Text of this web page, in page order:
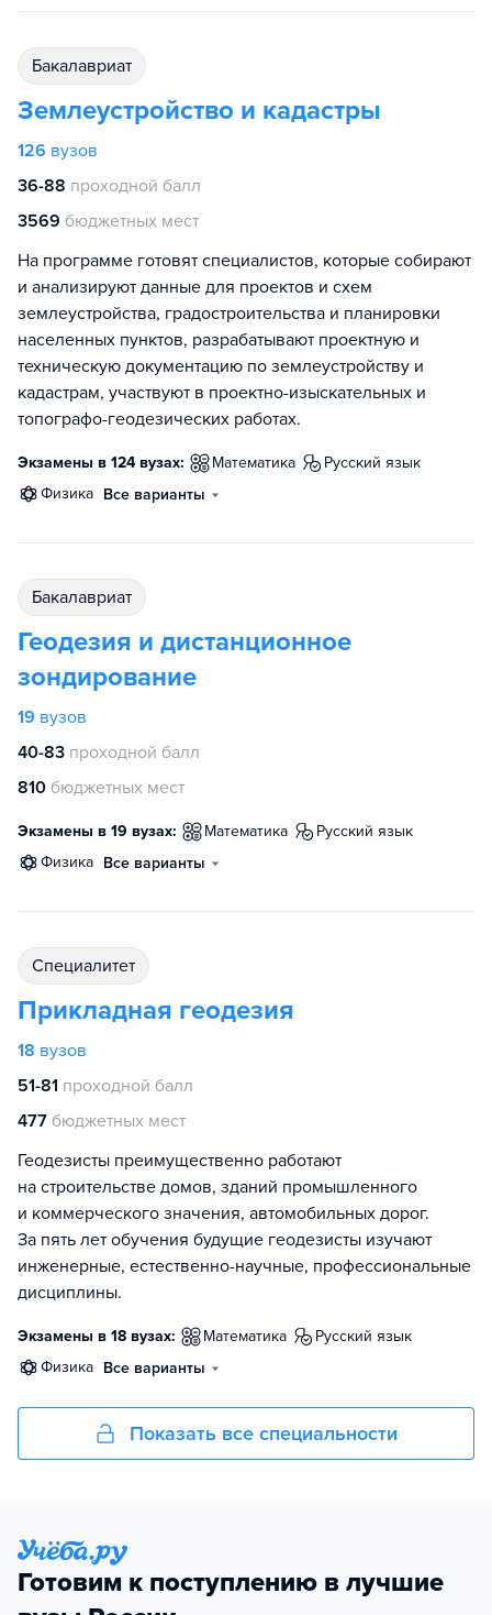
бакалавриат
Землеустройство и кадастры
126 вузов
36-88 проходной балл
3569 бюджетных мест
На программе готовят специалистов, которые собирают
и анализируют данные для проектов и схем
землеустройства, градостроительства и планировки
населенных пунктов, разрабатывают проектную и
техническую документацию по землеустройству и
кадастрам, участвуют в проектно-изыскательных и
топографо-геодезических работах.
Экзамены в 124 вузах: математика
русский язык
физика Все варианты
бакалавриат
Геодезия и дистанционное
зондирование
19 вузов
40-83 проходной балл
810 бюджетных мест
Экзамены в 19 вузах: математика
русский язык
физика Все варианты
специалитет
Прикладная геодезия
18 вузов
51-81 проходной балл
477 бюджетных мест
Геодезисты преимущественно работают
на строительстве домов, зданий промышленного
и коммерческого значения, автомобильных дорог.
За пять лет обучения будущие геодезисты изучают
инженерные, естественно-научные, профессиональные
дисциплины.
Экзамены в 18 вузах: математика
русский язык
физика Все варианты
Показать все специальности
Готовим к поступлению в лучшие